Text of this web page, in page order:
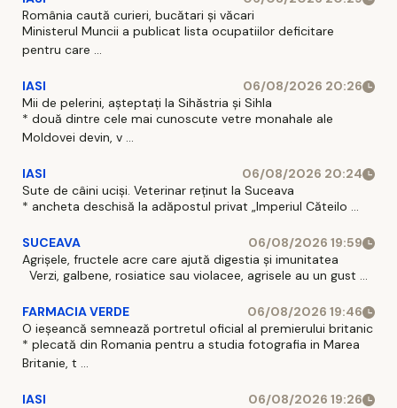
România caută curieri, bucătari și văcari
Ministerul Muncii a publicat lista ocupatiilor deficitare
pentru care ...
IASI
06/08/2026 20:26
Mii de pelerini, așteptați la Sihăstria și Sihla
* două dintre cele mai cunoscute vetre monahale ale
Moldovei devin, v ...
IASI
06/08/2026 20:24
Sute de câini uciși. Veterinar reținut la Suceava
* ancheta deschisă la adăpostul privat „Imperiul Căteilo ...
SUCEAVA
06/08/2026 19:59
Agrișele, fructele acre care ajută digestia și imunitatea
Verzi, galbene, rosiatice sau violacee, agrisele au un gust ...
FARMACIA VERDE
06/08/2026 19:46
O ieșeancă semnează portretul oficial al premierului britanic
* plecată din Romania pentru a studia fotografia in Marea
Britanie, t ...
IASI
06/08/2026 19:26